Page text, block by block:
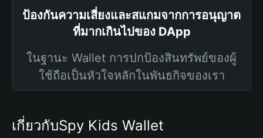
ป้องกันความเสี่ยงและสแกมจากการอนุญาต
ที่มากเกินไปของ DApp
ในฐานะ Wallet การปกป้องสินทรัพย์ของผู้
ใช้ถือเป็นหัวใจหลักในพันธกิจของเรา
เกี่ยวกับSpy Kids Wallet